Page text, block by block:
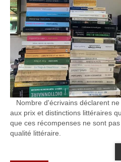
Nombre d'écrivains déclarent
aux prix et distinctions littéraires
que ces récompenses ne sont
qualité littéraire.